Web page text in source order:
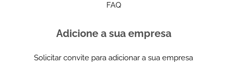
FAQ
Adicione a sua empresa
Solicitar convite para adicionar a sua empresa